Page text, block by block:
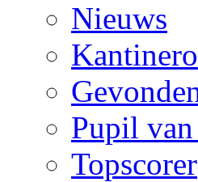
Nieuws
Pupil
Topscorer